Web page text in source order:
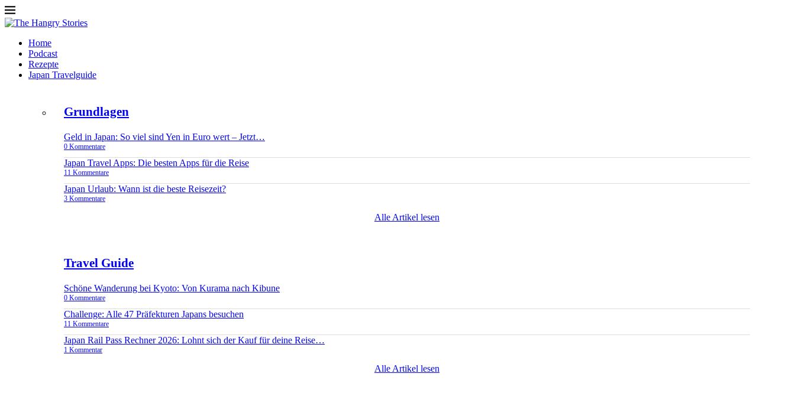
Home
Podcast
Rezepte
Japan Travelguide
Grundlagen
Geld in Japan: So viel sind Yen in Euro wert – Jetzt…
0 Kommentare
Japan Travel Apps: Die besten Apps für die Reise
11 Kommentare
Japan Urlaub: Wann ist die beste Reisezeit?
3 Kommentare
Alle Artikel lesen
Travel Guide
Schöne Wanderung bei Kyoto: Von Kurama nach Kibune
0 Kommentare
Challenge: Alle 47 Präfekturen Japans besuchen
11 Kommentare
Japan Rail Pass Rechner 2026: Lohnt sich der Kauf für deine Reise…
1 Kommentar
Alle Artikel lesen